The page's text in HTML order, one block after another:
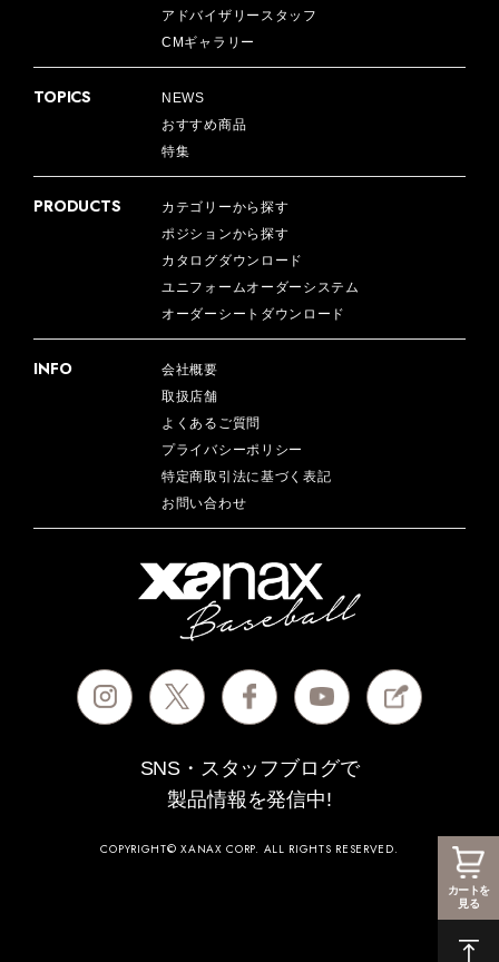
SNS・スタッフブログで
製品情報を発信中!
アドバイザリースタッフ
CMギャラリー
TOPICS
NEWS
おすすめ商品
特集
PRODUCTS
カテゴリーから探す
ポジションから探す
カタログダウンロード
ユニフォームオーダーシステム
オーダーシートダウンロード
INFO
会社概要
取扱店舗
よくあるご質問
プライバシーポリシー
特定商取引法に基づく表記
お問い合わせ
COPYRIGHT© XANAX CORP. ALL RIGHTS RESERVED.
カートを
見る